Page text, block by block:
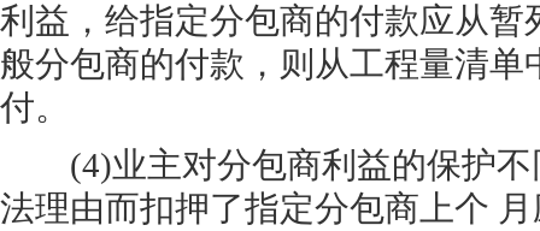
利益，给指定分包商的付款应从暂
般分包商的付款，则从工程量清
付。
(4)业主对分包商利益的保护不
法理由而扣押了指定分包商上个